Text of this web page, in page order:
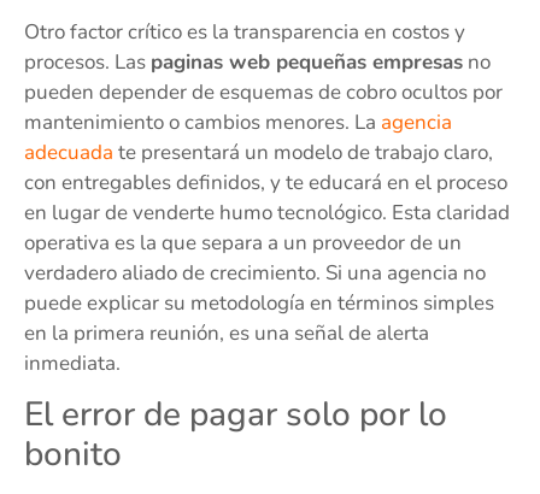
Otro factor crítico es la transparencia en costos y
procesos. Las paginas web pequeñas empresas no
pueden depender de esquemas de cobro ocultos por
mantenimiento o cambios menores. La agencia
adecuada te presentará un modelo de trabajo claro,
con entregables definidos, y te educará en el proceso
en lugar de venderte humo tecnológico. Esta claridad
operativa es la que separa a un proveedor de un
verdadero aliado de crecimiento. Si una agencia no
puede explicar su metodología en términos simples
en la primera reunión, es una señal de alerta
inmediata.
El error de pagar solo por lo
bonito